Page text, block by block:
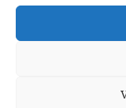
Actes
de
Naissances/